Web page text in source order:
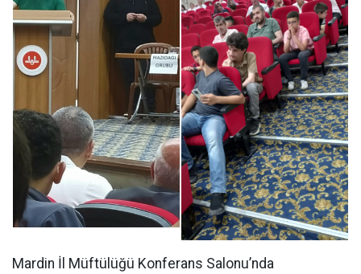
Mardin İl Müftülüğü Konferans Salonu’nda